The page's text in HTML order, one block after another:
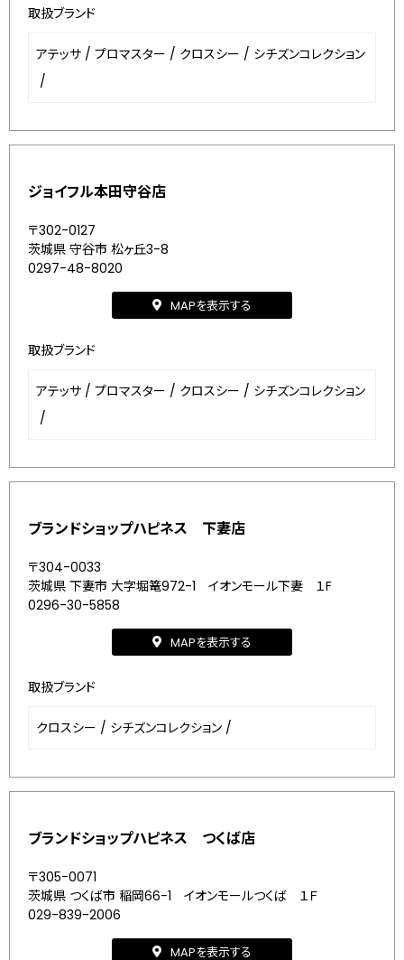
取扱ブランド
アテッサ / プロマスター / クロスシー / シチズンコレクション
/
ジョイフル本田守谷店
〒302-0127
茨城県 守谷市 松ヶ丘3-8
0297-48-8020
MAPを表示する
取扱ブランド
アテッサ / プロマスター / クロスシー / シチズンコレクション
/
ブランドショップハピネス 下妻店
〒304-0033
茨城県 下妻市 大字堀篭972-1 イオンモール下妻 １F
0296-30-5858
MAPを表示する
取扱ブランド
クロスシー / シチズンコレクション /
ブランドショップハピネス つくば店
〒305-0071
茨城県 つくば市 稲岡66-1 イオンモールつくば １Ｆ
029-839-2006
MAPを表示する